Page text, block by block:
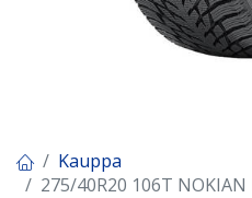
Kauppa
275/40R20 106T NOKIAN